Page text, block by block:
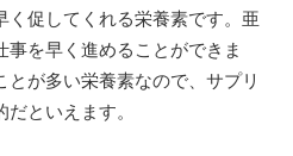
く促してくれる栄養素です。亜
を早く進めることができま
が多い栄養素なので、サプリ
といえます。